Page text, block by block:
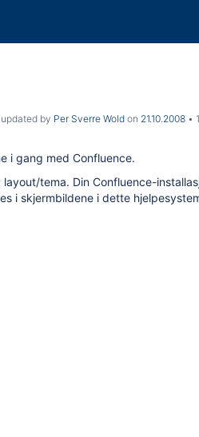
by Per Sverre Wold on 21.10.2008
i gang med Confluence.
tema. Din Confluence-
i skjermbildene i dette